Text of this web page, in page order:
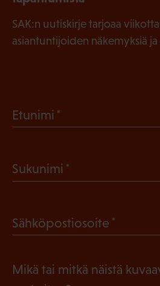
SAK:n uutiskirje tarjoaa
asiantuntijoiden näkemyksiä ja
Etunimi
l
n
Sukunimi
P
k
l
Sähköpostiosoite
Mikä tai mitkä näistä